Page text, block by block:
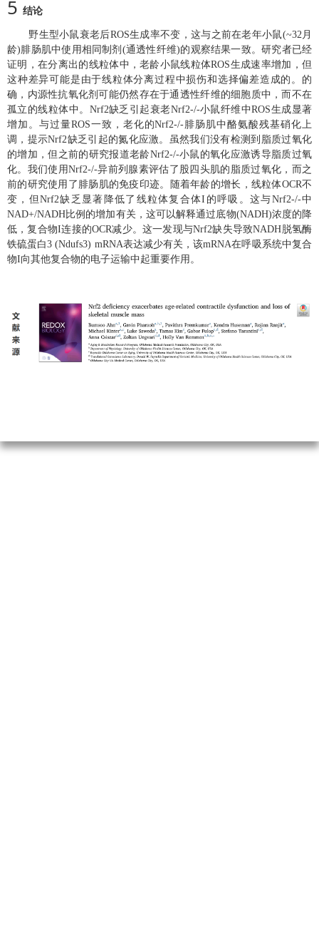
5 结论
野生型小鼠衰老后ROS生成率不变，这与之前在老年小鼠(~32月
龄)腓肠肌中使用相同制剂(通透性纤维)的观察结果一致。研究者已经
证明，在分离出的线粒体中，老龄小鼠线粒体ROS生成速率增加，但
这种差异可能是由于线粒体分离过程中损伤和选择偏差造成的。的
确，内源性抗氧化剂可能仍然存在于通透性纤维的细胞质中，而不在
孤立的线粒体中。Nrf2缺乏引起衰老Nrf2-/-小鼠纤维中ROS生成显著
增加。与过量ROS一致，老化的Nrf2-/-腓肠肌中酪氨酸残基硝化上
调，提示Nrf2缺乏引起的氮化应激。虽然我们没有检测到脂质过氧化
的增加，但之前的研究报道老龄Nrf2-/-小鼠的氧化应激诱导脂质过氧
化。我们使用Nrf2-/-异前列腺素评估了股四头肌的脂质过氧化，而之
前的研究使用了腓肠肌的免疫印迹。随着年龄的增长，线粒体OCR不
变，但Nrf2缺乏显著降低了线粒体复合体I的呼吸。这与Nrf2-/-中
NAD+/NADH比例的增加有关，这可以解释通过底物(NADH)浓度的降
低，复合物I连接的OCR减少。这一发现与Nrf2缺失导致NADH脱氢酶
铁硫蛋白3 (Ndufs3) mRNA表达减少有关，该mRNA在呼吸系统中复合
物I向其他复合物的电子运输中起重要作用。